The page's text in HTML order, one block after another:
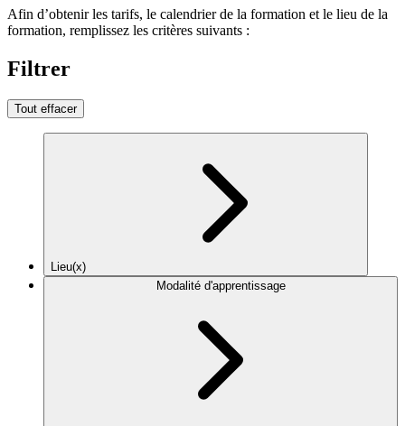
Afin d’obtenir les tarifs, le calendrier de la formation et le lieu de la
formation, remplissez les critères suivants :
Filtrer
Tout effacer
Lieu(x)
Modalité d'apprentissage